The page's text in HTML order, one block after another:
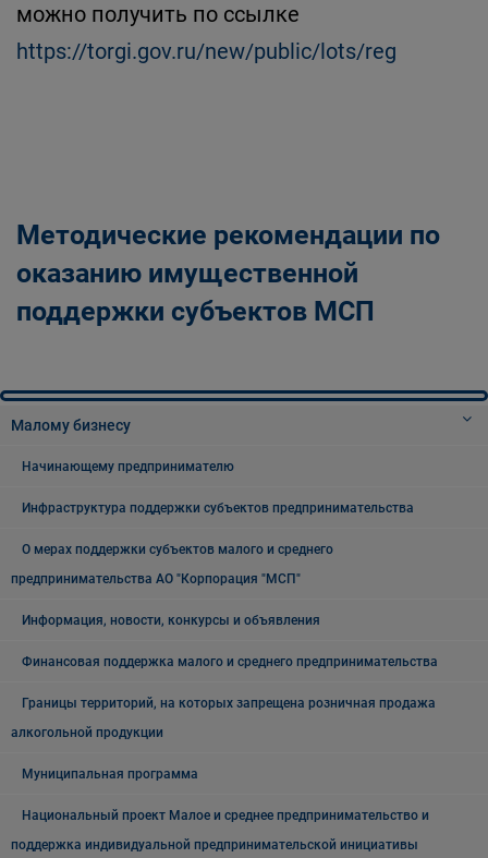
можно получить по ссылке
https://torgi.gov.ru/new/public/lots/reg
Методические рекомендации по
оказанию имущественной
поддержки субъектов МСП
Малому бизнесу
Начинающему предпринимателю
Инфраструктура поддержки субъектов предпринимательства
О мерах поддержки субъектов малого и среднего
предпринимательства АО "Корпорация "МСП"
Информация, новости, конкурсы и объявления
Финансовая поддержка малого и среднего предпринимательства
Границы территорий, на которых запрещена розничная продажа
алкогольной продукции
Муниципальная программа
Национальный проект Малое и среднее предпринимательство и
поддержка индивидуальной предпринимательской инициативы